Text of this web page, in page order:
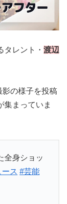
レント・ 渡辺
影の様子を投稿
集まっていま
全身ショッ
ス #芸能